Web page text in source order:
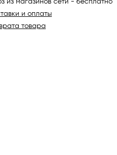
из магазинов сети - бесплатно
и оплаты
товара